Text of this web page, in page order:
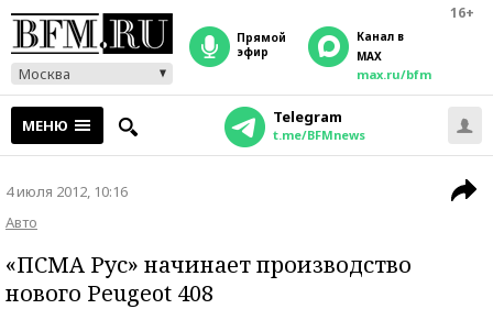
16+
Москва
прямой
эфир
Канал в
MAX
max.ru/bfm
МЕНЮ Telegram
t.me/BFMnews
4 июля 2012, 10:16
Авто
«ПСМА Рус» начинает производство
нового Peugeot 408